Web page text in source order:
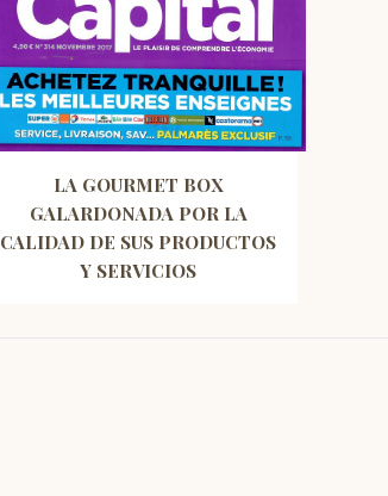
LA GOURMET BOX
GALARDONADA POR LA
CALIDAD DE SUS PRODUCTOS
Y SERVICIOS